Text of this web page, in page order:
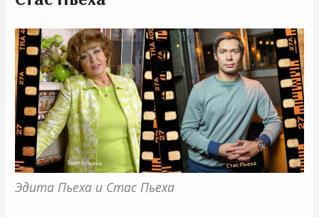
Эдита Пьеха и Стас Пьеха